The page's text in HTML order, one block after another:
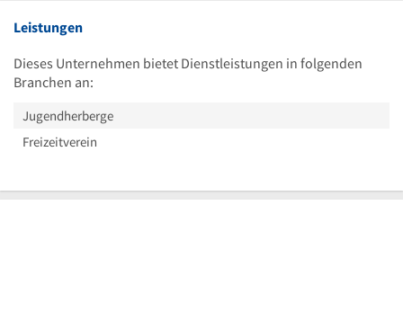
Leistungen
Dieses Unternehmen bietet Dienstleistungen in folgenden
Branchen an:
Jugendherberge
Freizeitverein